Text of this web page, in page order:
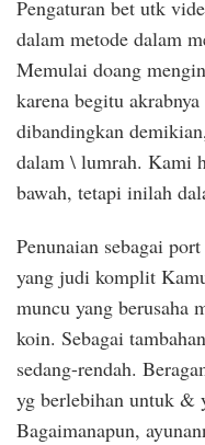
Pengaturan bet utk
dalam metode dalam
Memulai doang
karena begitu
dibandingkan
dalam \ lumrah. Kami
bawah, tetapi inilah
Penunaian sebagai
yang judi komplit
muncu yang berusaha
koin. Sebagai
sedang-rendah.
yg berlebihan untuk &
Bagaimanapun,